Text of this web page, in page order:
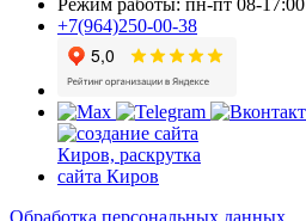
+7(964)250-00-38
Обработка персональных данных